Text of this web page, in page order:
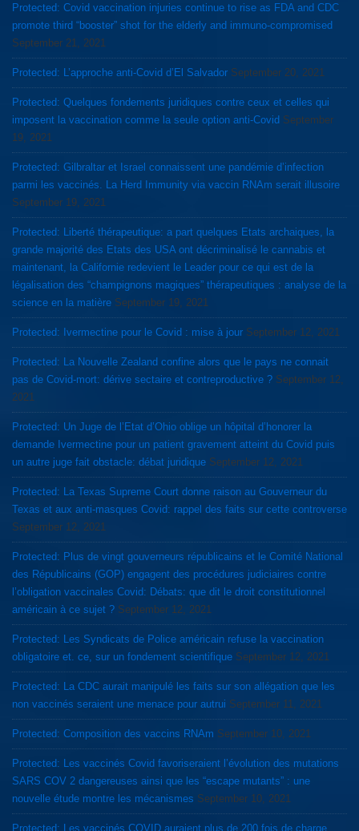
Protected: Covid vaccination injuries continue to rise as FDA and CDC
promote third “booster” shot for the elderly and immuno-compromised
September 21, 2021
Protected: L’approche anti-Covid d’El Salvador September 20, 2021
Protected: Quelques fondements juridiques contre ceux et celles qui
imposent la vaccination comme la seule option anti-Covid September
19, 2021
Protected: Gilbraltar et Israel connaissent une pandémie d’infection
parmi les vaccinés. La Herd Immunity via vaccin RNAm serait illusoire
September 19, 2021
Protected: Liberté thérapeutique: a part quelques Etats archaiques, la
grande majorité des Etats des USA ont décriminalisé le cannabis et
maintenant, la Californie redevient le Leader pour ce qui est de la
légalisation des “champignons magiques” thérapeutiques : analyse de la
science en la matière September 19, 2021
Protected: Ivermectine pour le Covid : mise à jour September 12, 2021
Protected: La Nouvelle Zealand confine alors que le pays ne connait
pas de Covid-mort: dérive sectaire et contreproductive ? September 12,
2021
Protected: Un Juge de l’Etat d’Ohio oblige un hôpital d’honorer la
demande Ivermectine pour un patient gravement atteint du Covid puis
un autre juge fait obstacle: débat juridique September 12, 2021
Protected: La Texas Supreme Court donne raison au Gouverneur du
Texas et aux anti-masques Covid: rappel des faits sur cette controverse
September 12, 2021
Protected: Plus de vingt gouverneurs républicains et le Comité National
des Républicains (GOP) engagent des procédures judiciaires contre
l’obligation vaccinales Covid: Débats: que dit le droit constitutionnel
américain à ce sujet ? September 12, 2021
Protected: Les Syndicats de Police américain refuse la vaccination
obligatoire et. ce, sur un fondement scientifique September 12, 2021
Protected: La CDC aurait manipulé les faits sur son allégation que les
non vaccinés seraient une menace pour autrui September 11, 2021
Protected: Composition des vaccins RNAm September 10, 2021
Protected: Les vaccinés Covid favoriseraient l’évolution des mutations
SARS COV 2 dangereuses ainsi que les “escape mutants” : une
nouvelle étude montre les mécanismes September 10, 2021
Protected: Les vaccinés COVID auraient plus de 200 fois de charge